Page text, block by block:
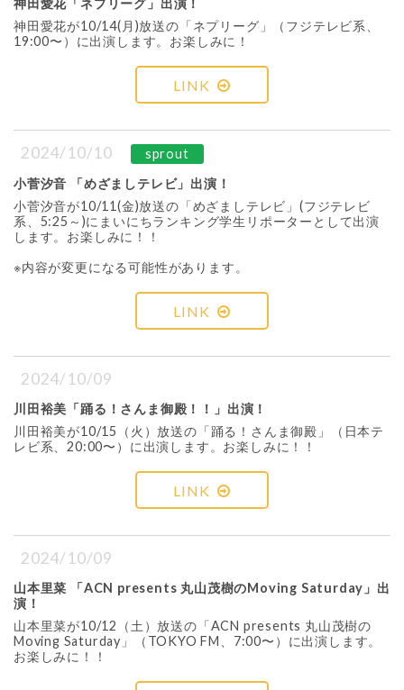
神田愛花が10/14(月)放送の「ネプリーグ」（フジテレビ系、
19:00〜）に出演します。お楽しみに！
LINK
2024/10/10
sprout
小菅汐音 「めざましテレビ」出演！
小菅汐音が10/11(金)放送の「めざましテレビ」(フジテレビ
系、5:25～)にまいにちランキング学生リポーターとして出演
します。お楽しみに！！
※内容が変更になる可能性があります。
LINK
2024/10/09
川田裕美「踊る！さんま御殿！！」出演！
川田裕美が10/15（火）放送の「踊る！さんま御殿」（日本テ
レビ系、20:00〜）に出演します。お楽しみに！！
LINK
2024/10/09
山本里菜 「ACN presents 丸山茂樹のMoving Saturday」出
演！
山本里菜が10/12（土）放送の「ACN presents 丸山茂樹の
Moving Saturday」（TOKYO FM、7:00〜）に出演します。
お楽しみに！！